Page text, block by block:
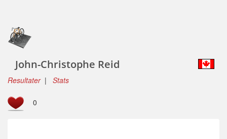
John-Christophe Reid
Resultater| Stats
0